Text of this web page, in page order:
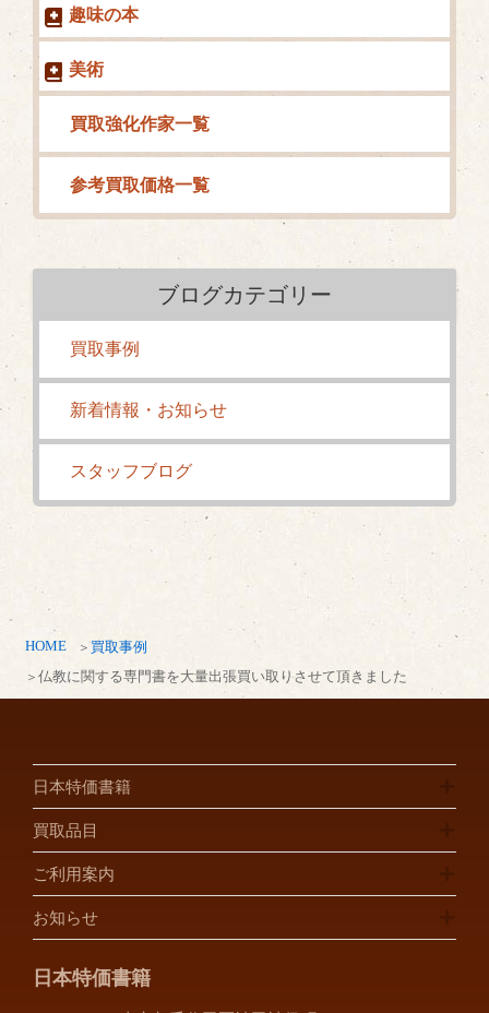
HOME
買取事例
仏教に関する専門書を大量出張買い取りさせて頂きました
趣味の本
美術
買取強化作家一覧
参考買取価格一覧
ブログカテゴリー
買取事例
新着情報・お知らせ
スタッフブログ
日本特価書籍
買取品目
ご利用案内
お知らせ
日本特価書籍